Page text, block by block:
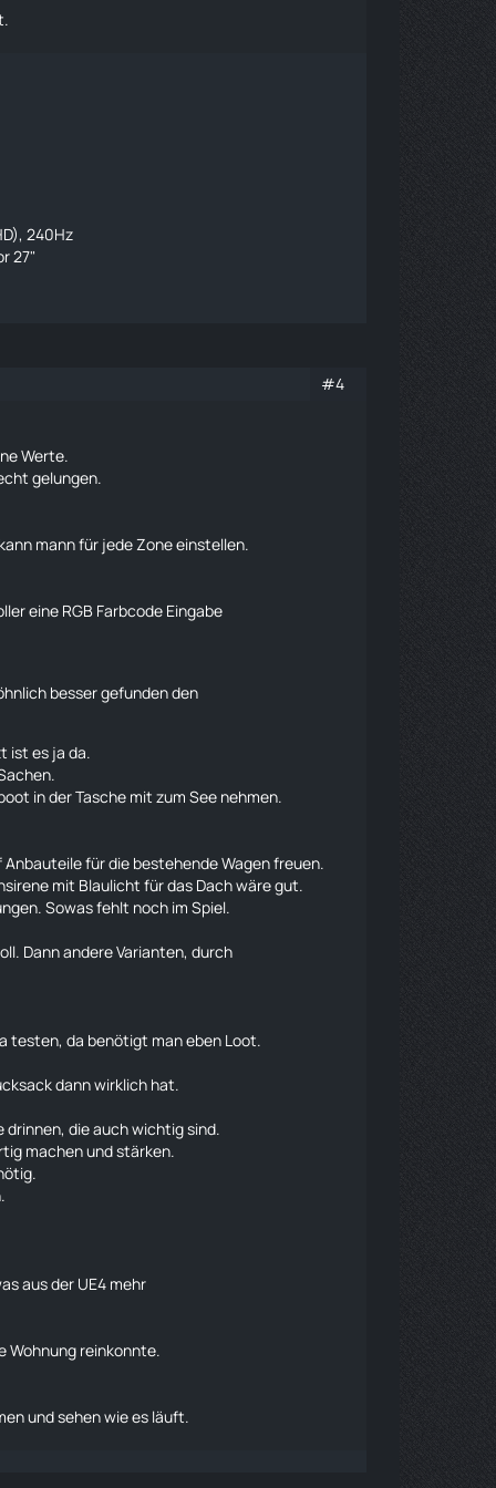
240Hz
27"
#4
Werte.
gelungen.
mann für jede Zone einstellen.
eine RGB Farbcode Eingabe
besser gefunden den
ist es ja da.
in der Tasche mit zum See nehmen.
für die bestehende Wagen freuen.
mit Blaulicht für das Dach wäre gut.
Sowas fehlt noch im Spiel.
Dann andere Varianten, durch
testen, da benötigt man eben Loot.
dann wirklich hat.
die auch wichtig sind.
machen und stärken.
aus der UE4 mehr
Wohnung reinkonnte.
und sehen wie es läuft.